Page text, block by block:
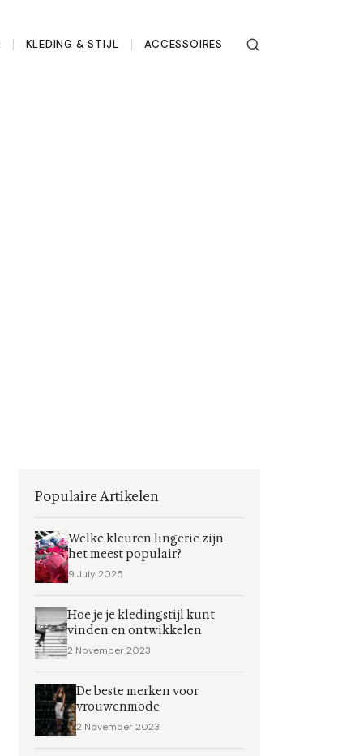
KLEDING & STIJL ACCESSOIRES
Populaire Artikelen
Welke kleuren lingerie zijn
het meest populair?
9 July 2025
Hoe je je kledingstijl kunt
vinden en ontwikkelen
2 November 2023
De beste merken voor
vrouwenmode
2 November 2023